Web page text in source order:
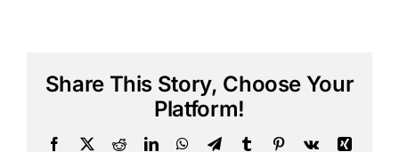
Share This Story, Choose Your
Platform!
Facebook
X RedditLinkedInWhatsApp
TelegramTumblr Pinterest
Vk
Xing